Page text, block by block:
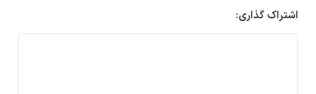
اشتراک گذاری: